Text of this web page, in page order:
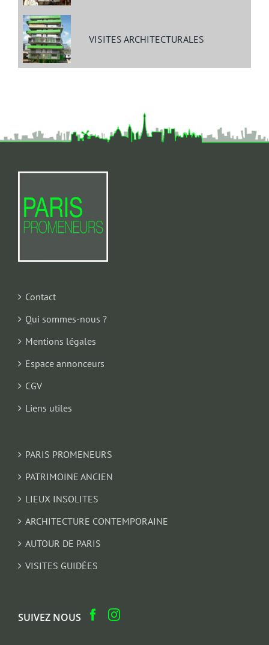
VISITES ARCHITECTURALES
Contact
Qui sommes-nous ?
Mentions légales
Espace annonceurs
CGV
Liens utiles
PARIS PROMENEURS
PATRIMOINE ANCIEN
LIEUX INSOLITES
ARCHITECTURE CONTEMPORAINE
AUTOUR DE PARIS
VISITES GUIDÉES
SUIVEZ NOUS